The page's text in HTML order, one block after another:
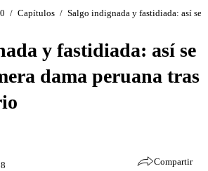
/ Capítulos / Salgo indignada y fastidiada: así se
y fastidiada: así se
dama peruana tras
Compartir